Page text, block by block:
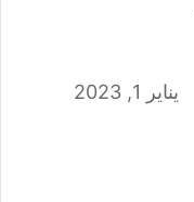
يناير 1, 2023